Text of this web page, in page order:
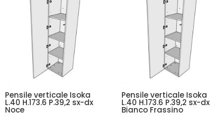
Pensile verticale Isoka
L.40 H.173.6 P.39,2 sx-dx
Noce
Pensile verticale Isoka
L.40 H.173.6 P.39,2 sx-dx
Bianco Frassino